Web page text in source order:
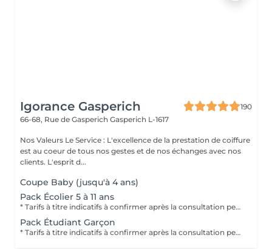
Igorance Gasperich
190
66-68, Rue de Gasperich Gasperich L-1617
Nos Valeurs Le Service : L'excellence de la prestation de coiffure
est au coeur de tous nos gestes et de nos échanges avec nos
clients. L'esprit d...
Coupe Baby (jusqu'à 4 ans)
Pack Écolier 5 à 11 ans
* Tarifs à titre indicatifs à confirmer après la consultation personnalisée établit auprès de votre coiffeur/stylist/spécialiste * La direction se réserve le droit dapporter des modifications pour le bon fonctionnement du salon
Pack Étudiant Garçon
* Tarifs à titre indicatifs à confirmer après la consultation personnalisée établit auprès de votre coiffeur/stylist/spécialiste * La direction se réserve le droit dapporter des modifications pour le bon fonctionnement du salon